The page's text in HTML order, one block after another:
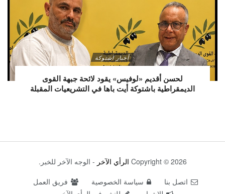
أخبار اشتوكة
لحسن أقديم «لوفيس» يقود لائحة جبهة القوى
الديمقراطية باشتوكة أيت باها في التشريعيات المقبلة
Copyright © 2026 الرأي الآخر - الوجه الآخر للخبر.
اتصل بنا
سياسة الخصوصية
فريق العمل